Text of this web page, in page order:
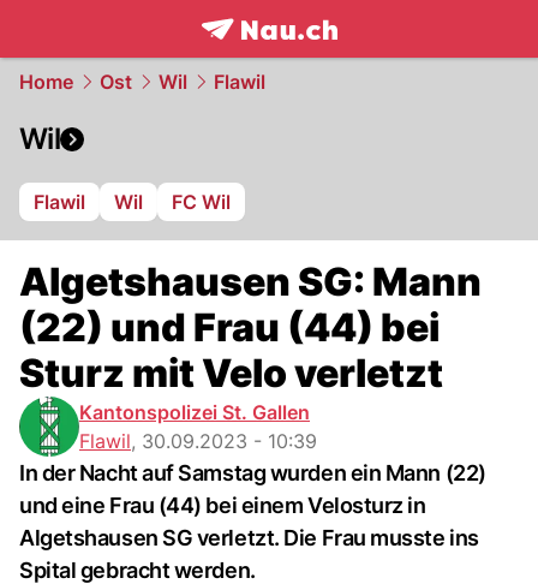
frontpage.NAU.ch
Home Ost Wil Flawil
Wil
Flawil Wil FC Wil
Algetshausen SG: Mann
(22) und Frau (44) bei
Sturz mit Velo verletzt
Kantonspolizei St. Gallen
Flawil, 30.09.2023 - 10:39
In der Nacht auf Samstag wurden ein Mann (22)
und eine Frau (44) bei einem Velosturz in
Algetshausen SG verletzt. Die Frau musste ins
Spital gebracht werden.